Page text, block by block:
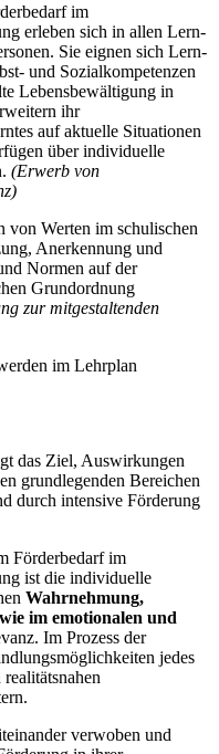
im
erleben sich in allen Lern-
Sie eignen sich Lern-
und Sozialkompetenzen
Lebensbewältigung in
ihr
auf aktuelle Situationen
über individuelle
(Erwerb von
von Werten im schulischen
Anerkennung und
Normen auf der
Grundordnung
zur mitgestaltenden
im Lehrplan
das Ziel, Auswirkungen
grundlegenden Bereichen
durch intensive Förderung
Förderbedarf im
ist die individuelle
Wahrnehmung,
im emotionalen und
Im Prozess der
jedes
verwoben und